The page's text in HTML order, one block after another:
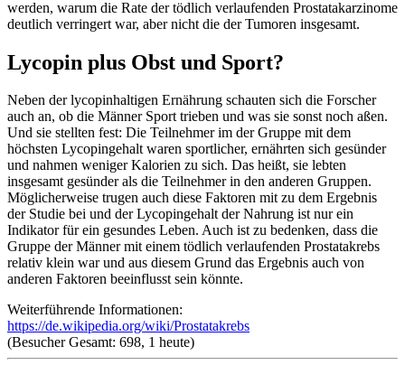
werden, warum die Rate der tödlich verlaufenden Prostatakarzinome
deutlich verringert war, aber nicht die der Tumoren insgesamt.
Lycopin plus Obst und Sport?
Neben der lycopinhaltigen Ernährung schauten sich die Forscher
auch an, ob die Männer Sport trieben und was sie sonst noch aßen.
Und sie stellten fest: Die Teilnehmer im der Gruppe mit dem
höchsten Lycopingehalt waren sportlicher, ernährten sich gesünder
und nahmen weniger Kalorien zu sich. Das heißt, sie lebten
insgesamt gesünder als die Teilnehmer in den anderen Gruppen.
Möglicherweise trugen auch diese Faktoren mit zu dem Ergebnis
der Studie bei und der Lycopingehalt der Nahrung ist nur ein
Indikator für ein gesundes Leben. Auch ist zu bedenken, dass die
Gruppe der Männer mit einem tödlich verlaufenden Prostatakrebs
relativ klein war und aus diesem Grund das Ergebnis auch von
anderen Faktoren beeinflusst sein könnte.
Weiterführende Informationen:
https://de.wikipedia.org/wiki/Prostatakrebs
(Besucher Gesamt: 698, 1 heute)